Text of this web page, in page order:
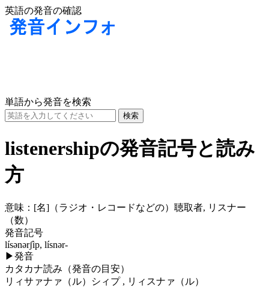
英語の発音の確認
単語から発音を検索
listenershipの発音記号と読み
方
意味： [名] （ラジオ・レコードなどの）聴取者, リスナー
（数）
発音記号
lísənərʃìp, lísnər-
▶発音
カタカナ読み（発音の目安）
リィサァナァ（ル）シィプ , リィスナァ（ル）